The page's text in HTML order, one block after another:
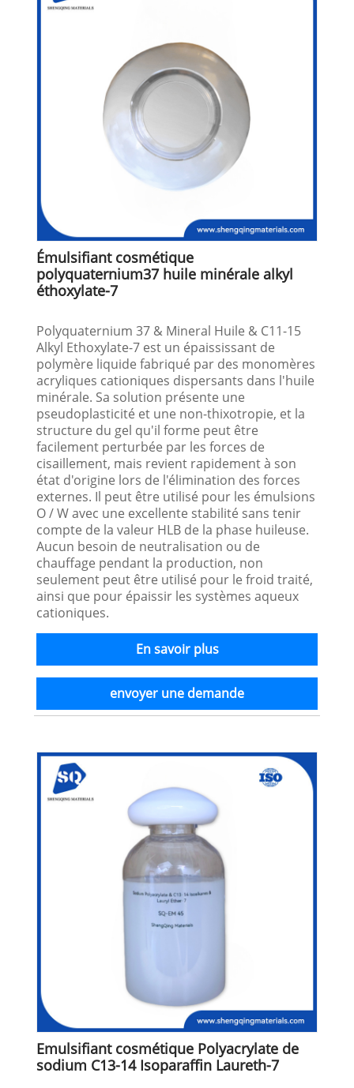
Émulsifiant cosmétique
polyquaternium37 huile minérale alkyl
éthoxylate-7
Polyquaternium 37 & Mineral Huile & C11-15
Alkyl Ethoxylate-7 est un épaississant de
polymère liquide fabriqué par des monomères
acryliques cationiques dispersants dans l'huile
minérale. Sa solution présente une
pseudoplasticité et une non-thixotropie, et la
structure du gel qu'il forme peut être
facilement perturbée par les forces de
cisaillement, mais revient rapidement à son
état d'origine lors de l'élimination des forces
externes. Il peut être utilisé pour les émulsions
O / W avec une excellente stabilité sans tenir
compte de la valeur HLB de la phase huileuse.
Aucun besoin de neutralisation ou de
chauffage pendant la production, non
seulement peut être utilisé pour le froid traité,
ainsi que pour épaissir les systèmes aqueux
cationiques.
En savoir plus
envoyer une demande
Emulsifiant cosmétique Polyacrylate de
sodium C13-14 Isoparaffin Laureth-7